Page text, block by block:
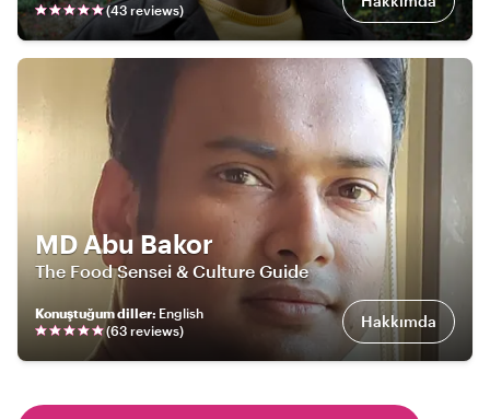
(43 reviews)
MD Abu Bakor
The Food Sensei & Culture Guide
Konuştuğum diller: English
(63 reviews) Hakkımda